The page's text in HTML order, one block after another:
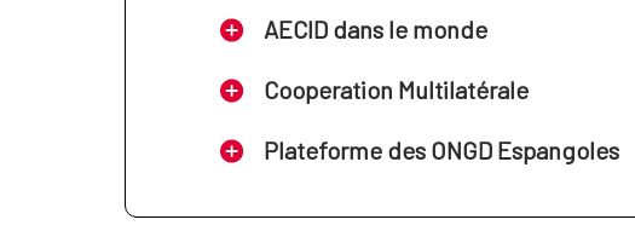
AECID dans le monde
Cooperation Multilatérale
Plateforme des ONGD Espangoles